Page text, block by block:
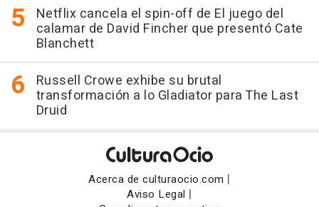
Netflix cancela el spin-off de El juego del
calamar de David Fincher que presentó Cate
Blanchett
Russell Crowe exhibe su brutal
transformación a lo Gladiator para The Last
Druid
Acerca de culturaocio.com |
Aviso Legal |